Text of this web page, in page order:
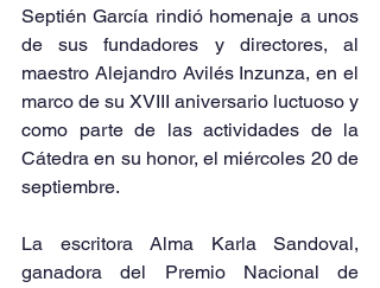
Septién García rindió homenaje a unos
de sus fundadores y directores, al
maestro Alejandro Avilés Inzunza, en el
marco de su XVIII aniversario luctuoso y
como parte de las actividades de la
Cátedra en su honor, el miércoles 20 de
septiembre.
La escritora Alma Karla Sandoval,
ganadora del Premio Nacional de